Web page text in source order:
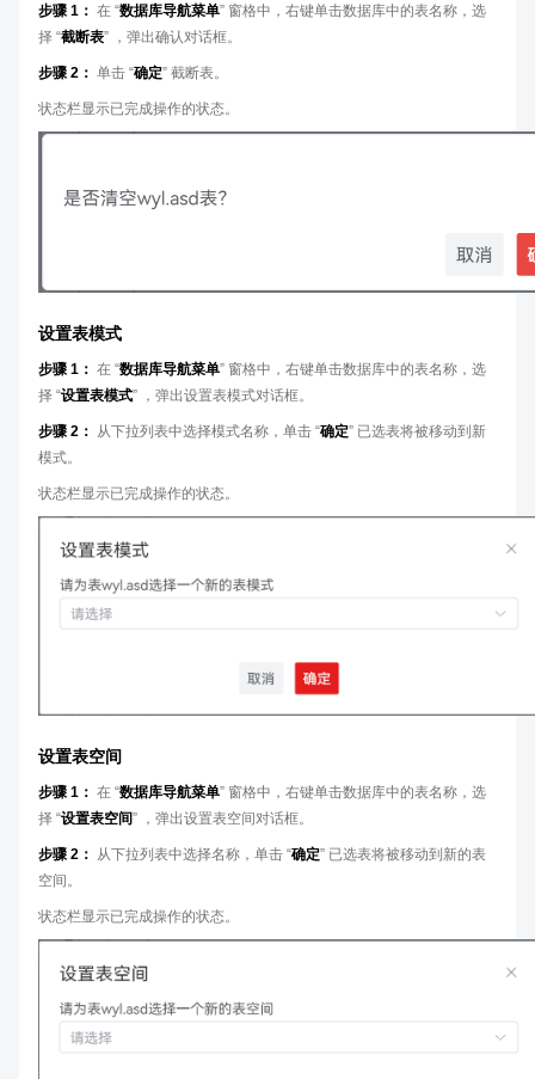
步骤 1： 在 “数据库导航菜单” 窗格中，右键单击数据库中的表名称，选
择 “截断表” ，弹出确认对话框。
步骤 2： 单击 “确定” 截断表。
状态栏显示已完成操作的状态。
设置表模式
步骤 1： 在 “数据库导航菜单” 窗格中，右键单击数据库中的表名称，选
择 “设置表模式” ，弹出设置表模式对话框。
步骤 2： 从下拉列表中选择模式名称，单击 “确定” 已选表将被移动到新
模式。
状态栏显示已完成操作的状态。
设置表空间
步骤 1： 在 “数据库导航菜单” 窗格中，右键单击数据库中的表名称，选
择 “设置表空间” ，弹出设置表空间对话框。
步骤 2： 从下拉列表中选择名称，单击 “确定” 已选表将被移动到新的表
空间。
状态栏显示已完成操作的状态。